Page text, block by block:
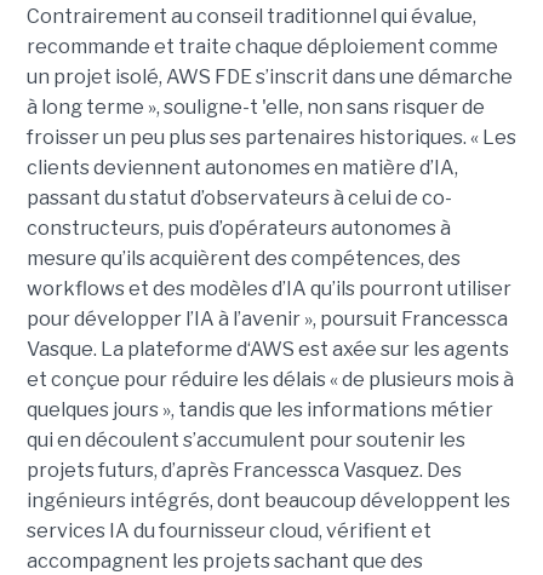
Contrairement au conseil traditionnel qui évalue,
recommande et traite chaque déploiement comme
un projet isolé, AWS FDE s’inscrit dans une démarche
à long terme », souligne-t 'elle, non sans risquer de
froisser un peu plus ses partenaires historiques. « Les
clients deviennent autonomes en matière d’IA,
passant du statut d’observateurs à celui de co-
constructeurs, puis d’opérateurs autonomes à
mesure qu’ils acquièrent des compétences, des
workflows et des modèles d’IA qu’ils pourront utiliser
pour développer l’IA à l’avenir », poursuit Francessca
Vasque. La plateforme d‘AWS est axée sur les agents
et conçue pour réduire les délais « de plusieurs mois à
quelques jours », tandis que les informations métier
qui en découlent s’accumulent pour soutenir les
projets futurs, d’après Francessca Vasquez. Des
ingénieurs intégrés, dont beaucoup développent les
services IA du fournisseur cloud, vérifient et
accompagnent les projets sachant que des